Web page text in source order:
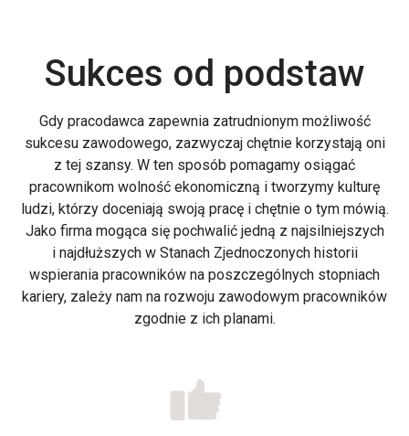
Sukces od podstaw
Gdy pracodawca zapewnia zatrudnionym możliwość
sukcesu zawodowego, zazwyczaj chętnie korzystają oni
z tej szansy. W ten sposób pomagamy osiągać
pracownikom wolność ekonomiczną i tworzymy kulturę
ludzi, którzy doceniają swoją pracę i chętnie o tym mówią.
Jako firma mogąca się pochwalić jedną z najsilniejszych
i najdłuższych w Stanach Zjednoczonych historii
wspierania pracowników na poszczególnych stopniach
kariery, zależy nam na rozwoju zawodowym pracowników
zgodnie z ich planami.